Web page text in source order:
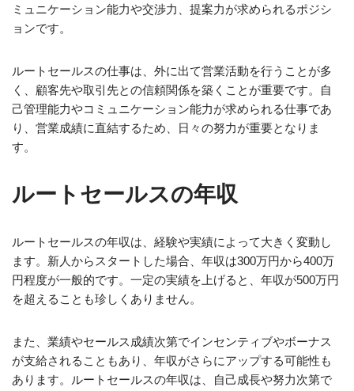
ミュニケーション能力や交渉力、提案力が求められるポジシ
ョンです。
ルートセールスの仕事は、外に出て営業活動を行うことが多
く、顧客先や取引先との信頼関係を築くことが重要です。自
己管理能力やコミュニケーション能力が求められる仕事であ
り、営業成績に直結するため、日々の努力が重要となりま
す。
ルートセールスの年収
ルートセールスの年収は、経験や実績によって大きく変動し
ます。新人からスタートした場合、年収は300万円から400万
円程度が一般的です。一定の実績を上げると、年収が500万円
を超えることも珍しくありません。
また、業績やセールス成績次第でインセンティブやボーナス
が支給されることもあり、年収がさらにアップする可能性も
あります。ルートセールスの年収は、自己成長や努力次第で